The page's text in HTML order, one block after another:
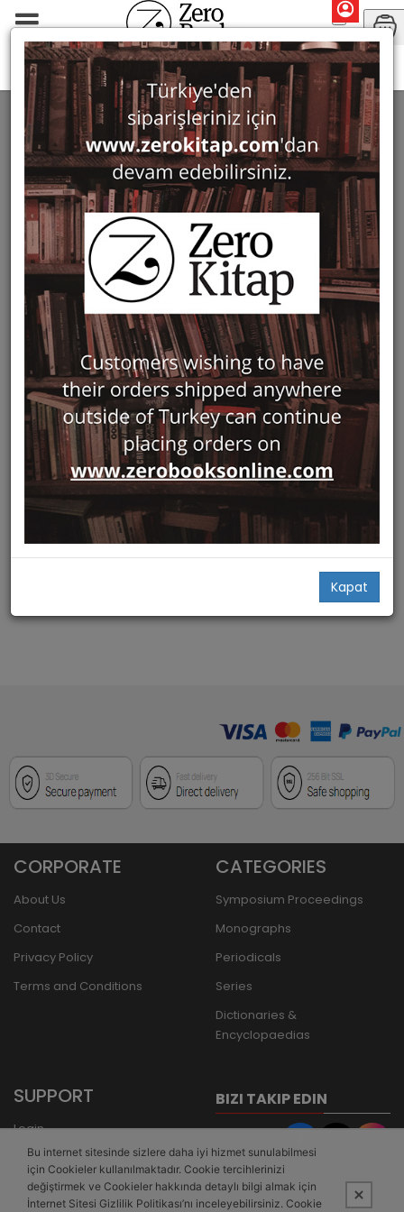
Kapat
Dersca Bulgaru
SEARCH: DERSCA BULGARU 1 ürün bulundu
Filter Show Only in Stock
Hızlı Bakış
Seldjoukides, Ottomans et
l'espace Roumain
MARKASIZ
M. M. Alexandrescu, Dersca Bulgaru
58,00
CORPORATE
About Us
Contact
Privacy Policy
Terms and Conditions
CATEGORIES
Symposium Proceedings
Monographs
Periodicals
Series
Dictionaries &
Encyclopaedias
SUPPORT
Login
Register
Forgot Password
BIZI TAKIP EDIN
Bu internet sitesinde sizlere daha iyi hizmet sunulabilmesi
için Cookieler kullanılmaktadır. Cookie tercihlerinizi
değiştirmek ve Cookieler hakkında detaylı bilgi almak için
İnternet Sitesi Gizlilik Politikası’nı inceleyebilirsiniz. Cookie